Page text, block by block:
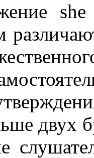
двух